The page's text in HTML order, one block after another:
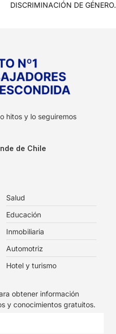
DISCRIMINACIÓN DE GÉNERO.
hitos y lo seguiremos
de Chile
Salud
Educación
Inmobiliaria
Automotriz
Hotel y turismo
obtener información
y conocimientos gratuitos.